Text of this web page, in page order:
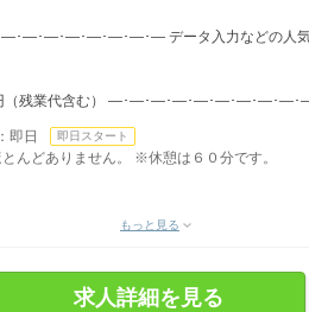
―･―･―･―･―･―･― データ入力などの人気
円（残業代含む） ―･―･―･―･―･―･―･―･
日 即日スタート
んどありません。 ※休憩は６０分です。
もっと見る
求人詳細を見る